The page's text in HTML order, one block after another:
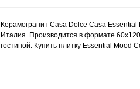
Керамогранит Casa Dolce Casa
Италия. Производится в формате
гостиной. Купить плитку Essential